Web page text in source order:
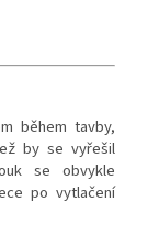
během tavby,
by se vyřešil
se obvykle
po vytlačení